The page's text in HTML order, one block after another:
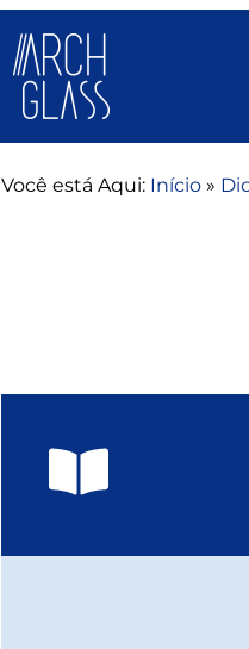
Você está Aqui: Início »